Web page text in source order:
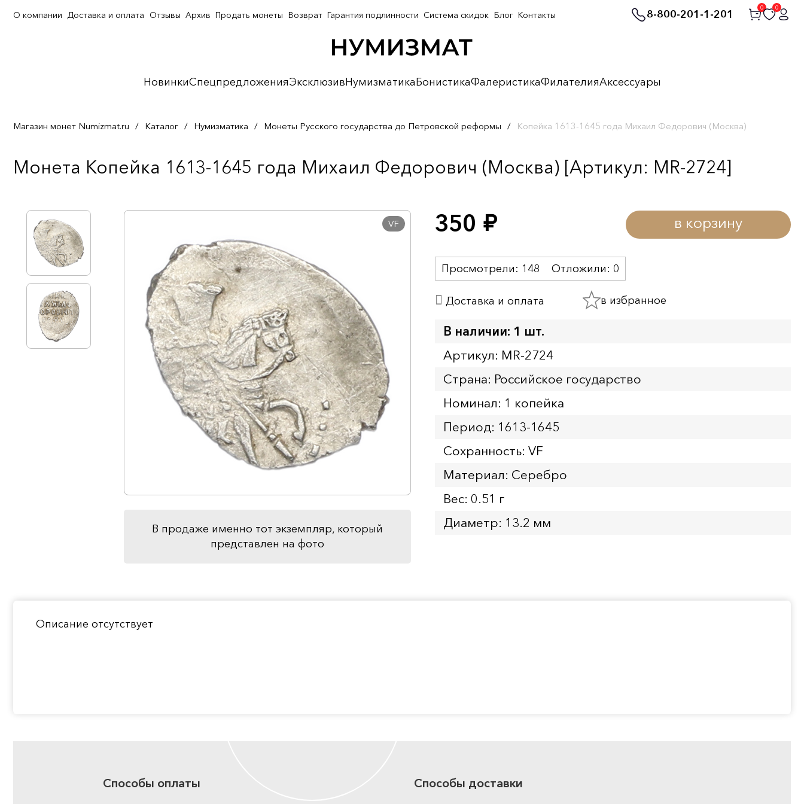
8-800-201-1-201
0 0
НовинкиСпецпредложенияЭксклюзивНумизматикаБонистикаФалеристикаФилателияАксессуары
О компании Доставка и оплата Отзывы Архив Продать монеты Возврат Гарантия подлинности Система скидок Блог Контакты
Магазин монет Numizmat.ru / Каталог / Нумизматика / Монеты Русского государства до Петровской реформы / Копейка 1613-1645 года Михаил Федорович (Москва)
Монета Копейка 1613-1645 года Михаил Федорович (Москва) [Артикул: MR-2724]
VF
В продаже именно тот экземпляр, который
представлен на фото
350 руб. в корзину
Просмотрели: 148 Отложили: 0
Доставка и оплата в избранное
В наличии: 1 шт.
Артикул: MR-2724
Страна: Российское государство
Номинал: 1 копейка
Период: 1613-1645
Сохранность: VF
Материал: Серебро
Вес: 0.51 г
Диаметр: 13.2 мм
Описание отсутствует
Способы оплаты Способы доставки